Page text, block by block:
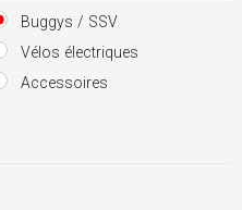
Buggys / SSV
Vélos électriques
Accessoires